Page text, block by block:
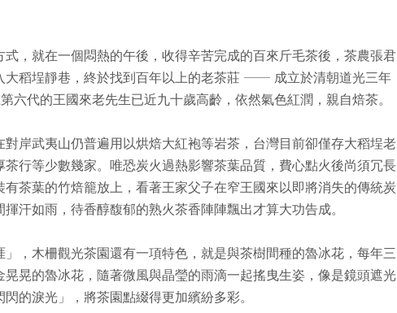
，就在一個悶熱的午後，收得辛苦完成的百來斤毛茶後，茶農張君
大稻埕靜巷，終於找到百年以上的老茶莊 ── 成立於清朝道光三年
六代的王國來老先生已近九十歲高齡，依然氣色紅潤，親自焙茶。
岸武夷山仍普遍用以烘焙大紅袍等岩茶，台灣目前卻僅存大稻埕老
行等少數幾家。唯恐炭火過熱影響茶葉品質，費心點火後尚須冗長
茶葉的竹焙籠放上，看著王家父子在窄王國來以即將消失的傳統炭
汗如雨，待香醇馥郁的熟火茶香陣陣飄出才算大功告成。
」，木柵觀光茶園還有一項特色，就是與茶樹間種的魯冰花，每年三
晃的魯冰花，隨著微風與晶瑩的雨滴一起搖曳生姿，像是鏡頭遮光
的淚光」，將茶園點綴得更加繽紛多彩。